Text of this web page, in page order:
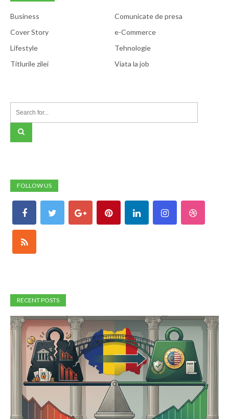
Business
Comunicate de presa
Cover Story
e-Commerce
Lifestyle
Tehnologie
Titlurile zilei
Viata la job
FOLLOW US
RECENT POSTS